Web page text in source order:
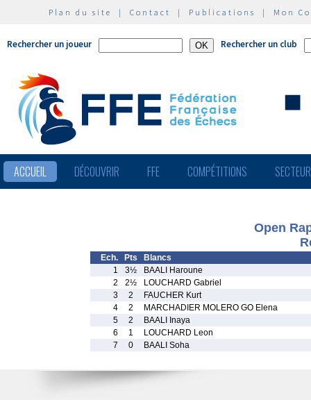
Plan du site | Contact | Publications | Mon
Rechercher un joueur Rechercher un club
ACCUEIL DÉCOUVRIR FFE COMPÉTITIONS
Open
Ech. Pts
Blancs
1
3½
BAALI Haroune
2
2½
LOUCHARD Gabriel
3
2
FAUCHER Kurt
4
2
MARCHADIER MOLERO GO Elena
5
2
BAALI Inaya
6
1
LOUCHARD Leon
7
0 BAALI Soha